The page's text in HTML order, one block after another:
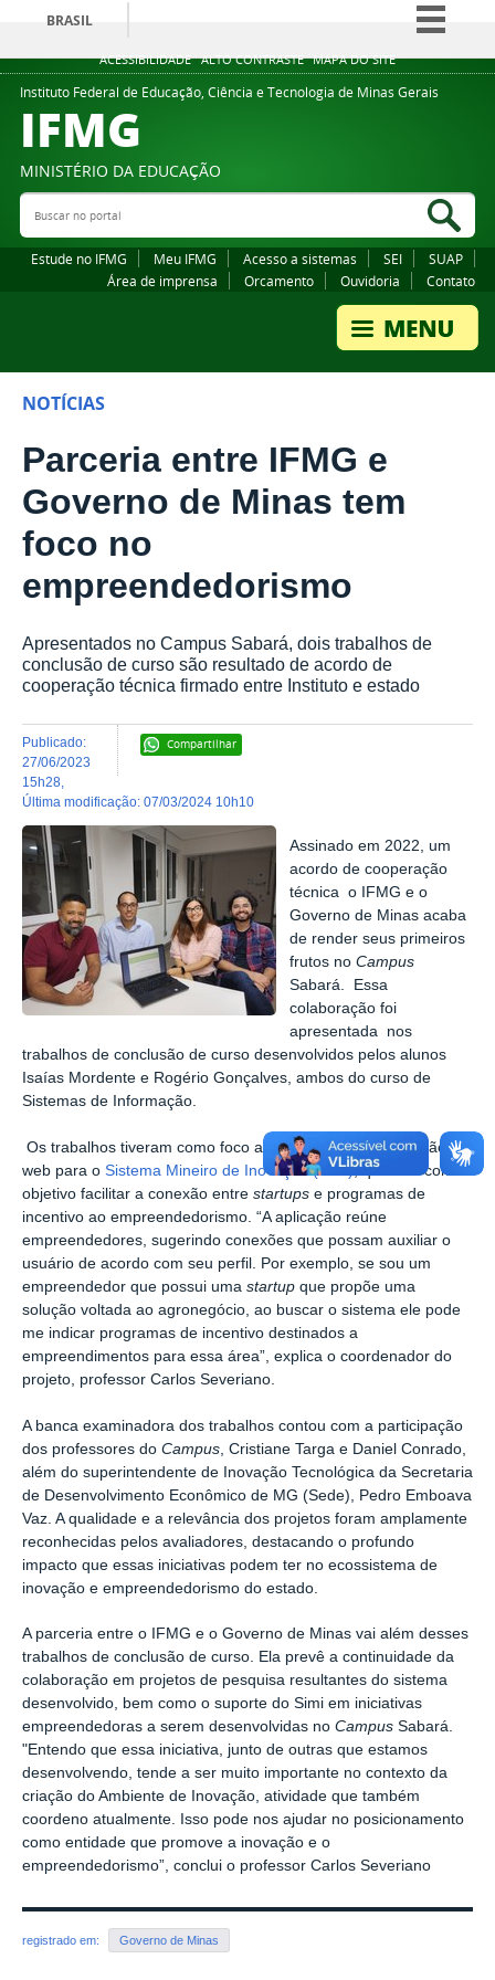
ACESSIBILIDADE ALTO CONTRASTE MAPA DO SITE
BRASIL
Simplifique!
Comunica BR
Legislação
Instituto Federal de Educação, Ciência e Tecnologia de Minas Gerais
IFMG
MINISTÉRIO DA EDUCAÇÃO
Buscar no portal
Estude no IFMG Meu IFMG Acesso a sistemas SEI
SUAP
Área de imprensa
Orcamento Ouvidoria Contato
NOTÍCIAS
Parceria entre IFMG e
Governo de Minas tem
foco no
empreendedorismo
Apresentados no Campus Sabará, dois trabalhos de
conclusão de curso são resultado de acordo de
cooperação técnica firmado entre Instituto e estado
Compartilhar
publicado:
27/06/2023
15h28
última modificação: 07/03/2024 10h10
Assinado em 2022, um
acordo de cooperação
técnica o IFMG e o
Governo de Minas acaba
de render seus primeiros
frutos noCampus
Sabará. Essa
colaboração foi
apresentada nos
trabalhos de conclusão de curso desenvolvidos pelos alunos
Isaías Mordente e Rogério Gonçalves, ambos do curso de
Sistemas de Informação.
Os trabalhos tiveram como foco a criação de uma aplicação
web para o Sistema Mineiro de Inovação (Simi), que tem como
objetivo facilitar a conexão entre startups e programas de
incentivo ao empreendedorismo. “A aplicação reúne
empreendedores, sugerindo conexões que possam auxiliar o
usuário de acordo com seu perfil. Por exemplo, se sou um
empreendedor que possui uma startup que propõe uma
solução voltada ao agronegócio, ao buscar o sistema ele pode
me indicar programas de incentivo destinados a
empreendimentos para essa área”, explica o coordenador do
projeto, professor Carlos Severiano.
A banca examinadora dos trabalhos contou com a participação
dos professores do Campus , Cristiane Targa e Daniel Conrado,
além do superintendente de Inovação Tecnológica da Secretaria
de Desenvolvimento Econômico de MG (Sede), Pedro Emboava
Vaz. A qualidade e a relevância dos projetos foram amplamente
reconhecidas pelos avaliadores, destacando o profundo
impacto que essas iniciativas podem ter no ecossistema de
inovação e empreendedorismo do estado.
A parceria entre o IFMG e o Governo de Minas vai além desses
trabalhos de conclusão de curso. Ela prevê a continuidade da
colaboração em projetos de pesquisa resultantes do sistema
desenvolvido, bem como o suporte do Simi em iniciativas
empreendedoras a serem desenvolvidas no Campus Sabará.
"Entendo que essa iniciativa, junto de outras que estamos
desenvolvendo, tende a ser muito importante no contexto da
criação do Ambiente de Inovação, atividade que também
coordeno atualmente. Isso pode nos ajudar no posicionamento
como entidade que promove a inovação e o
empreendedorismo”, conclui o professor Carlos Severiano
registrado em: Governo de Minas